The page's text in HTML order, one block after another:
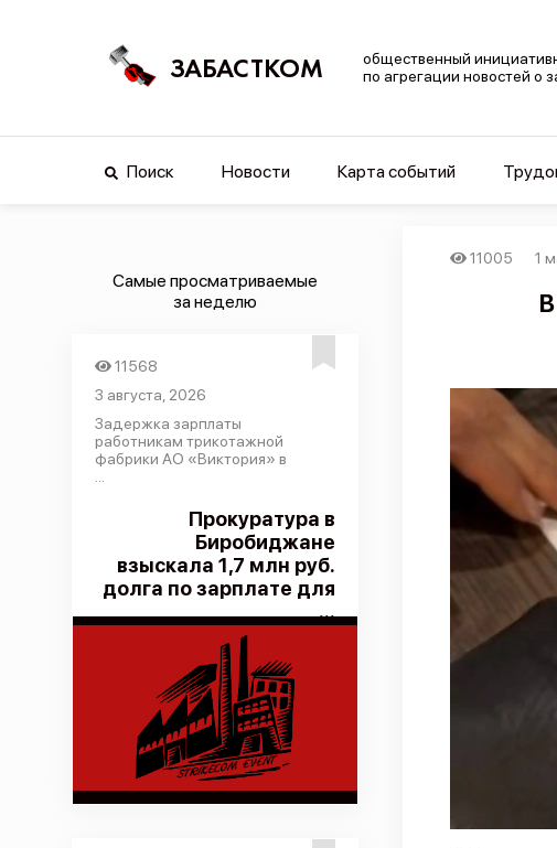
ЗАБАСТКОМ
общественный
по агрегации новостей о
Поиск Новости Карта событий
Самые просматриваемые
за неделю
11568
3 августа, 2026
Задержка зарплаты
работникам трикотажной
фабрики АО «Виктория» в
Прокуратура в
Биробиджане
взыскала 1,7 млн руб.
долга по зарплате для
...
11005 1